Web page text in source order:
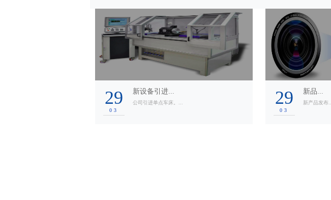
29
03
新品...
新产品发布...
29
03
新设备引进...
公司引进单点车床。...